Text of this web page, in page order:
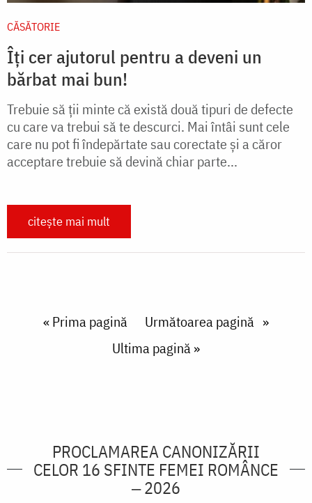
CĂSĂTORIE
Îți cer ajutorul pentru a deveni un
bărbat mai bun!
Trebuie să ţii minte că există două tipuri de defecte
cu care va trebui să te descurci. Mai întâi sunt cele
care nu pot fi îndepărtate sau corectate şi a căror
acceptare trebuie să devină chiar parte...
citește mai mult
PaginareFirst page
« Prima pagină Next page
Următoarea pagină
Last page
Ultima pagină »
PROCLAMAREA CANONIZĂRII
CELOR 16 SFINTE FEMEI ROMÂNCE
‒ 2026